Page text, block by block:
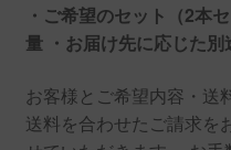
・ご希望のセット（2本
量 ・お届け先に応じた
お客様とご希望内容・送
送料を合わせたご請求を